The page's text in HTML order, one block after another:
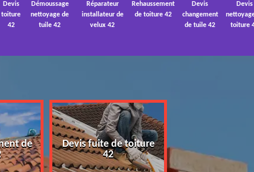
Devis
toiture
42
Démoussage
nettoyage de
tuile 42
Réparateur
installateur de
velux 42
Rehaussement
de toiture 42
Devis
changement
de tuile 42
Devis
toiture
de
Devis fuite de toiture
42
Devis
toiture 42